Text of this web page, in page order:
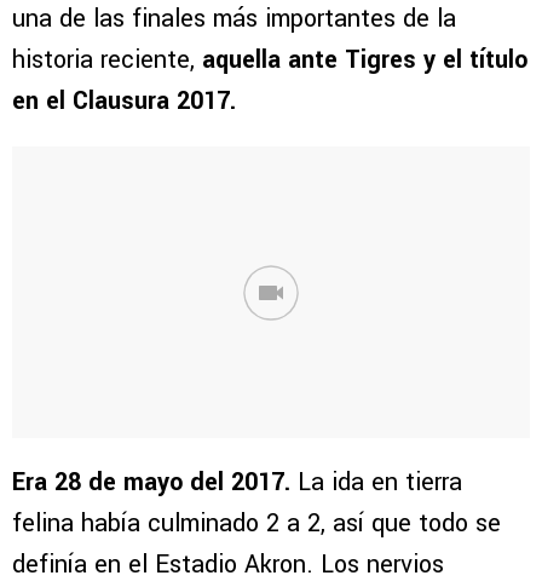
una de las finales más importantes de la
historia reciente, aquella ante Tigres y el título
en el Clausura 2017.
Era 28 de mayo del 2017. La ida en tierra
felina había culminado 2 a 2, así que todo se
definía en el Estadio Akron. Los nervios